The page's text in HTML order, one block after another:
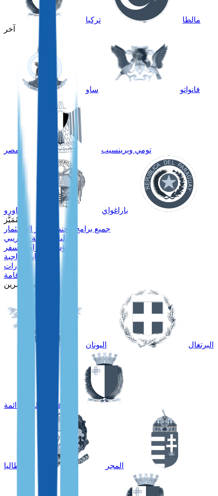
مالطا
تركيا
آخر
فانواتو ساو
تومي وبرينسيب مصر
باراغواي
ناورو
مُمَيَّز
جميع برامج الجنسية عبر الاستثمار
دليل جنسية الكاريبي
مؤشر جوازات السفر
العناية الواجبة
العقارات
الإقامة
للمستثمرين
البرتغال اليونان
إقامة مالطا الدائمة
المجر إيطاليا